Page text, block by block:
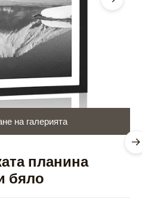
планина
бяло
на галерията